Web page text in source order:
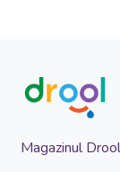
Magazinul